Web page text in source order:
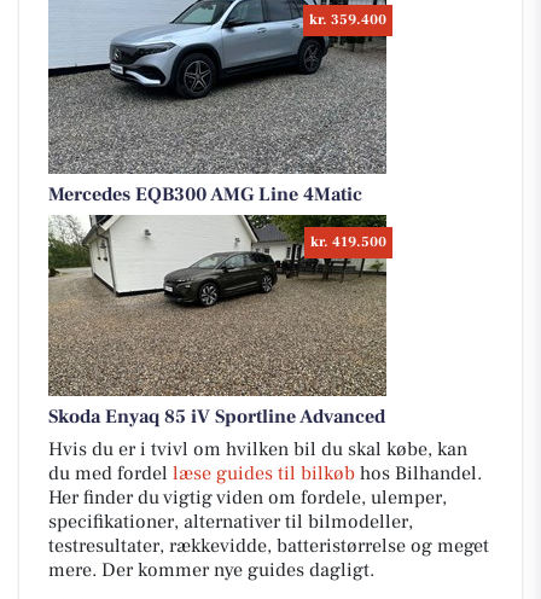
kr. 359.400
Mercedes EQB300 AMG Line 4Matic
kr. 419.500
Skoda Enyaq 85 iV Sportline Advanced
Hvis du er i tvivl om hvilken bil du skal købe, kan
du med fordel læse guides til bilkøb hos Bilhandel.
Her finder du vigtig viden om fordele, ulemper,
specifikationer, alternativer til bilmodeller,
testresultater, rækkevidde, batteristørrelse og meget
mere. Der kommer nye guides dagligt.